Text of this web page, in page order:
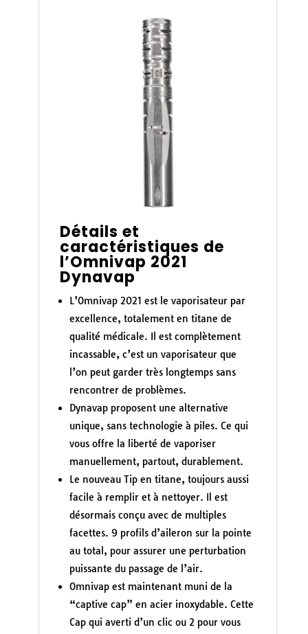
Détails et
caractéristiques de
l’Omnivap 2021
Dynavap
L’Omnivap 2021 est le vaporisateur par
excellence, totalement en titane de
qualité médicale. Il est complètement
incassable, c’est un vaporisateur que
l’on peut garder très longtemps sans
rencontrer de problèmes.
Dynavap proposent une alternative
unique, sans technologie à piles. Ce qui
vous offre la liberté de vaporiser
manuellement, partout, durablement.
Le nouveau Tip en titane, toujours aussi
facile à remplir et à nettoyer. Il est
désormais conçu avec de multiples
facettes. 9 profils d’aileron sur la pointe
au total, pour assurer une perturbation
puissante du passage de l’air.
Omnivap est maintenant muni de la
“captive cap” en acier inoxydable. Cette
Cap qui averti d’un clic ou 2 pour vous